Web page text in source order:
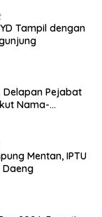
Tampil dengan
Delapan Pejabat
Nama-
Mentan, IPTU
Daeng